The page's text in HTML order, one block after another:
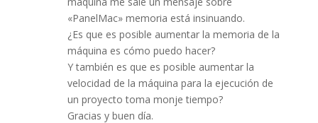
«PanelMac» memoria está insinuando.
¿Es que es posible aumentar la memoria de la
máquina es cómo puedo hacer?
Y también es que es posible aumentar la
velocidad de la máquina para la ejecución de
un proyecto toma monje tiempo?
Gracias y buen día.